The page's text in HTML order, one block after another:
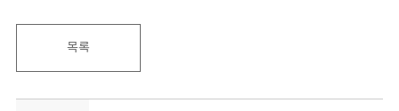
목록